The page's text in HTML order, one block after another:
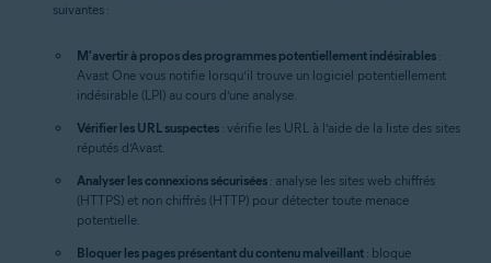
suivantes :
M'avertir à propos des programmes potentiellement indésirables :
Avast One vous notifie lorsqu’il trouve un logiciel potentiellement
indésirable (LPI) au cours d’une analyse.
Vérifier les URL suspectes : vérifie les URL à l’aide de la liste des sites
réputés d’Avast.
Analyser les connexions sécurisées : analyse les sites web chiffrés
(HTTPS) et non chiffrés (HTTP) pour détecter toute menace
potentielle.
Bloquer les pages présentant du contenu malveillant : bloque